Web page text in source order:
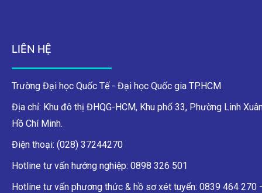
LIÊN HỆ
Trường Đại học Quốc Tế - Đại học Quốc gia TP.HCM
Địa chỉ: Khu đô thị ĐHQG-HCM, Khu phố 33, Phường Linh
Hồ Chí Minh.
Điện thoại: (028) 37244270
Hotline tư vấn hướng nghiệp: 0898 326 501
Hotline tư vấn phương thức & hồ sơ xét tuyển: 0839 464 270